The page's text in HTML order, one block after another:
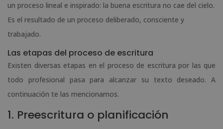
un proceso lineal e inspirado: la buena escritura no cae del cielo.
Es el resultado de un proceso deliberado, consciente y
trabajado.
Las etapas del proceso de escritura
Existen diversas etapas en el proceso de escritura por las que
todo profesional pasa para alcanzar su texto deseado. A
continuación te las mencionamos.
1. Preescritura o planificación